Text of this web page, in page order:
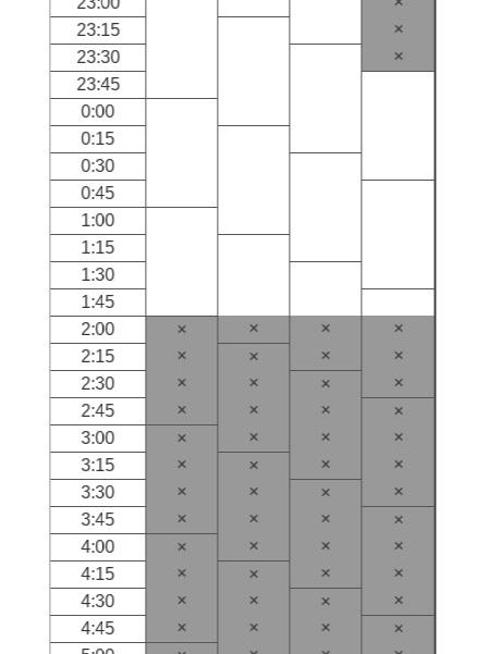
23:15
×
23:30
×
23:45
0:00
0:15
0:30
0:45
1:00
1:15
1:30
1:45
2:00
× × ×
×
2:15
× × ×
×
2:30
× × ×
×
2:45
× × ×
×
3:00
× × ×
×
3:15
× × ×
×
3:30
× × ×
×
3:45
× × ×
×
4:00
× × ×
×
4:15
× × ×
×
4:30
× × ×
×
4:45
× × ×
×